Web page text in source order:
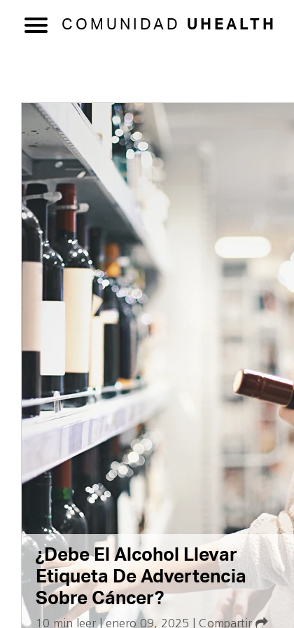
COMUNIDAD UHEALTH
¿Debe El Alcohol Llevar
Etiqueta De Advertencia
Sobre Cáncer?
10 min leer|enero 09, 2025 Compartir